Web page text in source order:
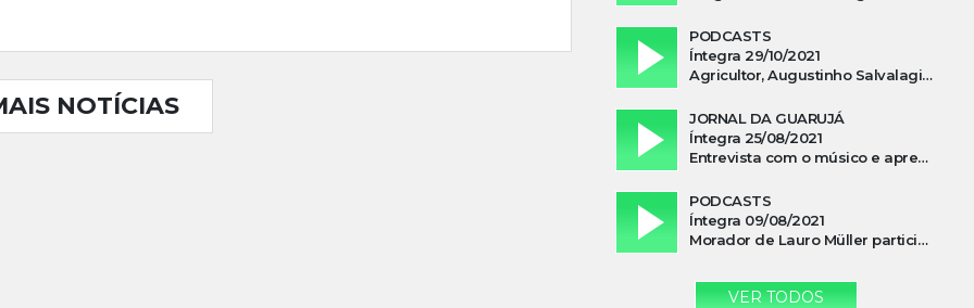
NOTÍCIAS
PODCASTS
Íntegra 29/10/2021
Agricultor, Augustinho Salvalagio, relata sobre aparição do Cavaleiro Negro no Rio das Furnas
JORNAL DA GUARUJÁ
Íntegra 25/08/2021
Entrevista com o músico e apresentador, Lismael Ferrareis, no Cidade e Campo
PODCASTS
Íntegra 09/08/2021
Morador de Lauro Müller participa de motociata em apoio a Bolsonaro
VER TODOS